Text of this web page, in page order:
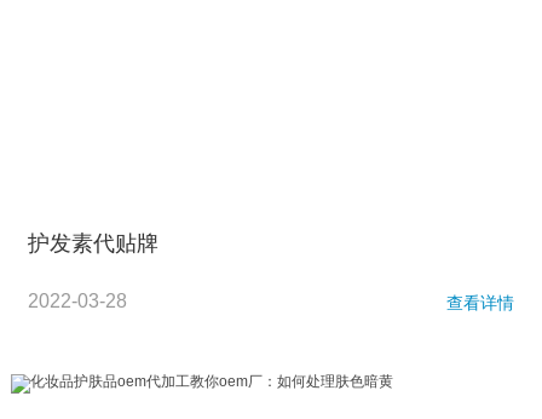
护发素代贴牌
2022-03-28 查看详情